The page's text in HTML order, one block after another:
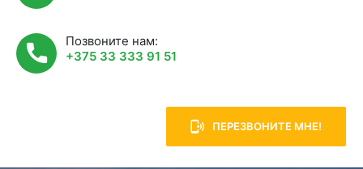
Позвоните нам:
+375 33 333 91 51
ПЕРЕЗВОНИТЕ МНЕ!